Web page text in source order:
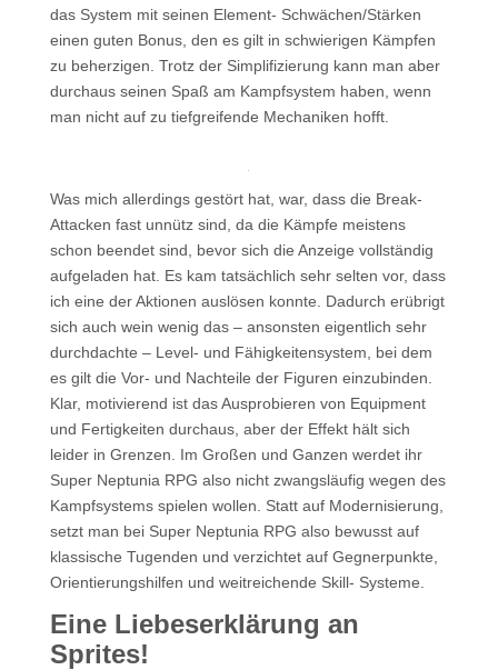
das System mit seinen Element- Schwächen/Stärken
einen guten Bonus, den es gilt in schwierigen Kämpfen
zu beherzigen. Trotz der Simplifizierung kann man aber
durchaus seinen Spaß am Kampfsystem haben, wenn
man nicht auf zu tiefgreifende Mechaniken hofft.
Was mich allerdings gestört hat, war, dass die Break-
Attacken fast unnütz sind, da die Kämpfe meistens
schon beendet sind, bevor sich die Anzeige vollständig
aufgeladen hat. Es kam tatsächlich sehr selten vor, dass
ich eine der Aktionen auslösen konnte. Dadurch erübrigt
sich auch wein wenig das – ansonsten eigentlich sehr
durchdachte – Level- und Fähigkeitensystem, bei dem
es gilt die Vor- und Nachteile der Figuren einzubinden.
Klar, motivierend ist das Ausprobieren von Equipment
und Fertigkeiten durchaus, aber der Effekt hält sich
leider in Grenzen. Im Großen und Ganzen werdet ihr
Super Neptunia RPG also nicht zwangsläufig wegen des
Kampfsystems spielen wollen. Statt auf Modernisierung,
setzt man bei Super Neptunia RPG also bewusst auf
klassische Tugenden und verzichtet auf Gegnerpunkte,
Orientierungshilfen und weitreichende Skill- Systeme.
Eine Liebeserklärung an
Sprites!